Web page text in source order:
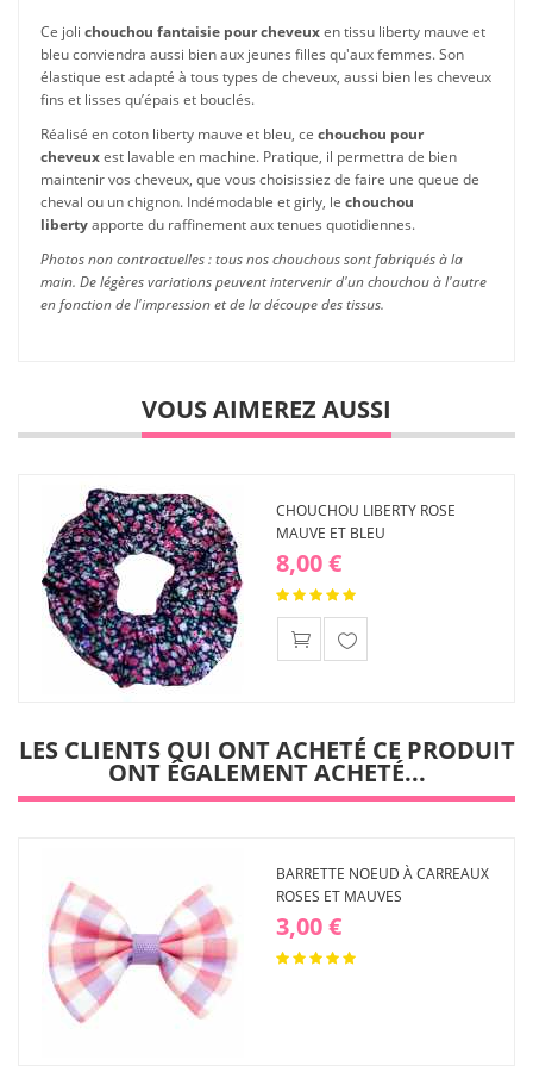
Ce joli chouchou fantaisie pour cheveuxen tissu liberty mauve et
bleu conviendra aussi bien aux jeunes filles qu'aux femmes. Son
élastique est adapté à tous types de cheveux, aussi bien les cheveux
fins et lisses qu’épais et bouclés.
Réalisé en coton liberty mauve et bleu, ce chouchou pour
cheveuxest lavable en machine. Pratique, il permettra de bien
maintenir vos cheveux, que vous choisissiez de faire une queue de
cheval ou un chignon. Indémodable et girly, le chouchou
libertyapporte du raffinement aux tenues quotidiennes.
Photos non contractuelles : tous nos chouchous sont fabriqués à la
main. De légères variations peuvent intervenir d'un chouchou à l'autre
en fonction de l'impression et de la découpe des tissus.
VOUS AIMEREZ AUSSI
CHOUCHOU LIBERTY ROSE
MAUVE ET BLEU
8,00 €
d'envies
LES CLIENTS QUI ONT ACHETÉ CE PRODUIT
ONT ÉGALEMENT ACHETÉ...
BARRETTE NOEUD À CARREAUX
ROSES ET MAUVES
3,00 €